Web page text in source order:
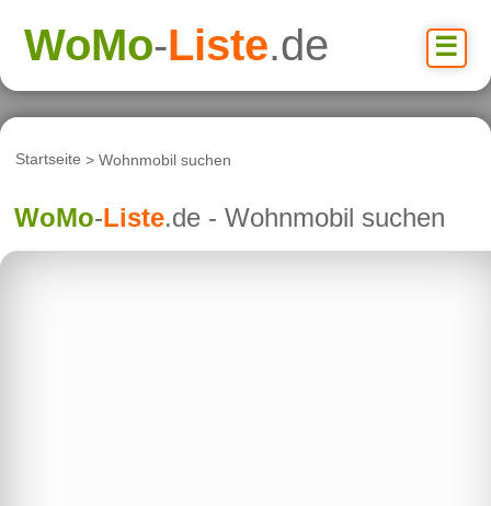
☰
WoMo-Liste.de
Startseite > Wohnmobil suchen
WoMo-Liste.de - Wohnmobil suchen